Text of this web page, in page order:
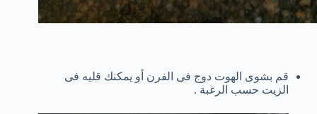
قم بشوى الهوت دوج فى الفرن أو يمكنك قليه فى
الزيت حسب الرغبة .